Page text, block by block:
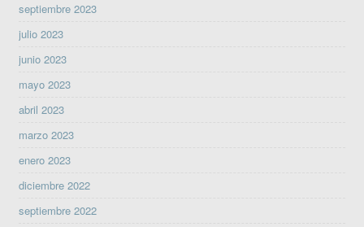
septiembre 2023
julio 2023
junio 2023
mayo 2023
abril 2023
marzo 2023
enero 2023
diciembre 2022
septiembre 2022